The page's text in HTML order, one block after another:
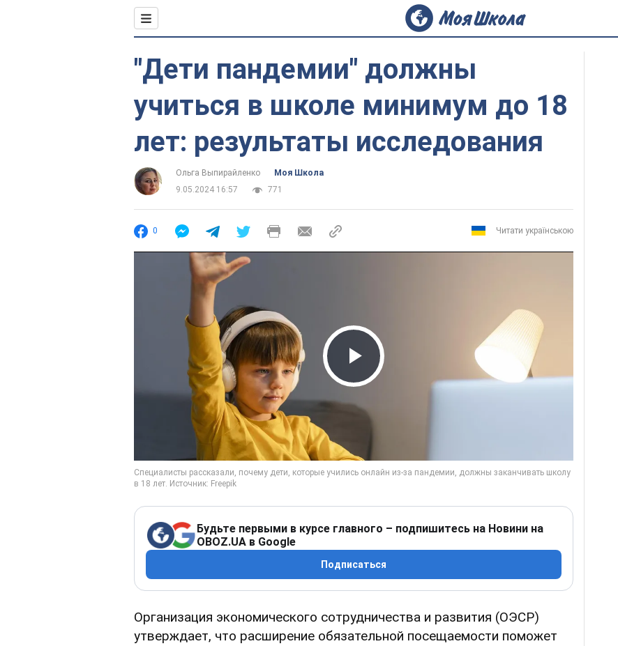
"Дети пандемии" должны
учиться в школе минимум до 18
лет: результаты исследования
Ольга Выпирайленко
Моя Школа
9.05.2024 16:57
771
0 Читати українською
Play Video
Будьте первыми в курсе главного – подпишитесь на Новини на
OBOZ.UA в Google
Подписаться
Организация экономического сотрудничества и развития (ОЭСР)
утверждает, что расширение обязательной посещаемости поможет